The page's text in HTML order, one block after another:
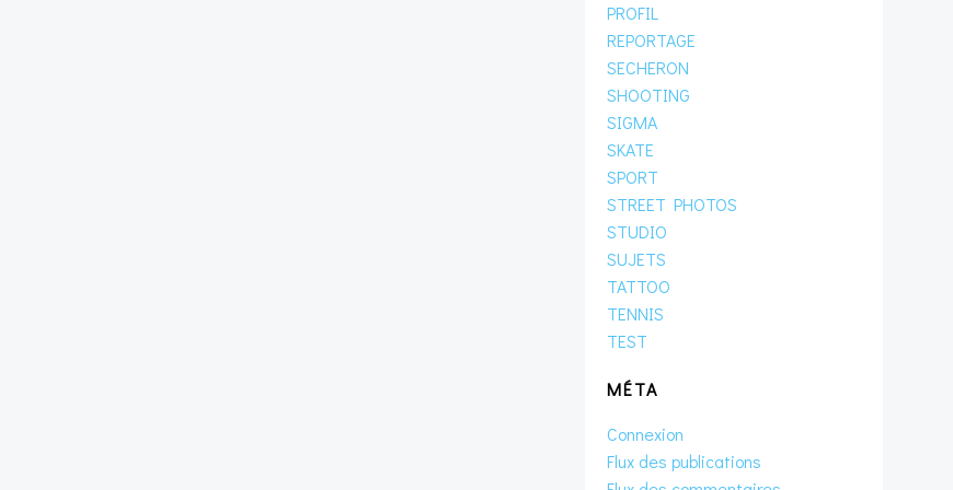
PROFIL
REPORTAGE
SECHERON
SHOOTING
SIGMA
SKATE
SPORT
STREET PHOTOS
STUDIO
SUJETS
TATTOO
TENNIS
TEST
MÉTA
Connexion
Flux des publications